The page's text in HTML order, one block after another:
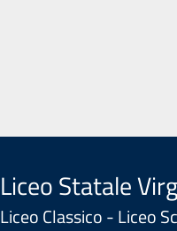
Liceo Statale
Liceo Classico - Liceo